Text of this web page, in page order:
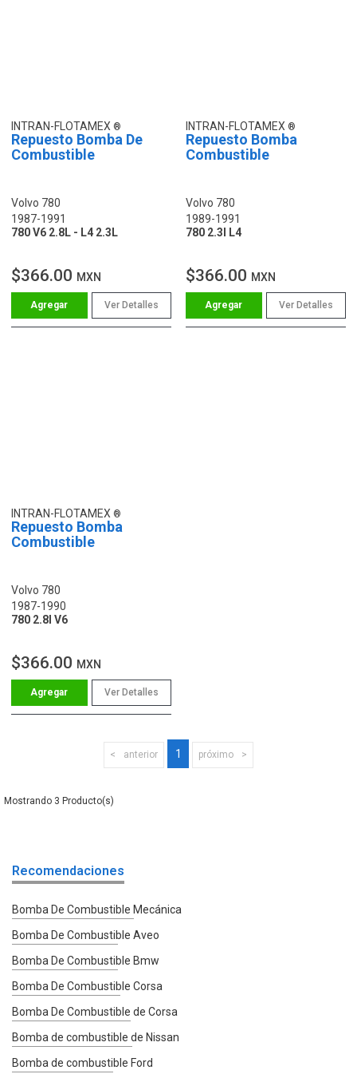
INTRAN-FLOTAMEX
Repuesto Bomba De
Combustible
Volvo 780
1987-1991
780 V6 2.8L - L4 2.3L
$366.00 MXN
Ver Detalles
INTRAN-FLOTAMEX
Repuesto Bomba
Combustible
Volvo 780
1989-1991
780 2.3l L4
$366.00 MXN
Ver Detalles
INTRAN-FLOTAMEX
Repuesto Bomba
Combustible
Volvo 780
1987-1990
780 2.8l V6
$366.00 MXN
Ver Detalles
anterior 1 próximo
3
Recomendaciones
Bomba De Combustible Mecánica
Bomba De Combustible Aveo
Bomba De Combustible Bmw
Bomba De Combustible Corsa
Bomba De Combustible de Corsa
Bomba de combustible de Nissan
Bomba de combustible Ford